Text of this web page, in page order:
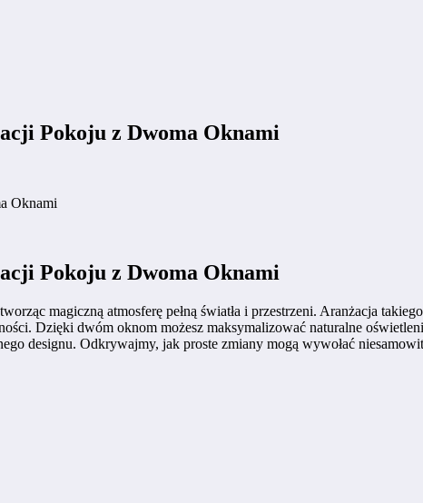
Pokoju z Dwoma Oknami
Oknami
Pokoju z Dwoma Oknami
magiczną atmosferę pełną światła i przestrzeni. Aranżacja
Dzięki dwóm oknom możesz maksymalizować naturalne
designu. Odkrywajmy, jak proste zmiany mogą wywołać